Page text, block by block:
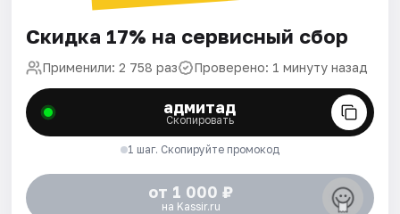
Скидка 17% на сервисный сбор
Применили: 2 758 раз Проверено: 1 минуту назад
адмитад
Скопировать
1 шаг. Скопируйте промокод
от 1 000 ₽
на Kassir.ru